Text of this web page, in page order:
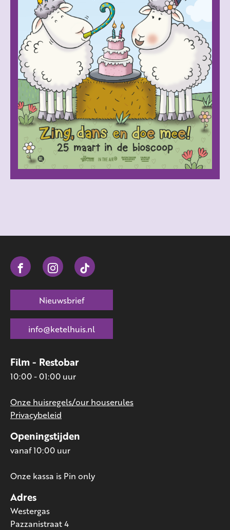
Adres
Westergas
Pazzanistraat 4
Openingstijden
vanaf 10:00 uur
Onze kassa is Pin only
Film - Restobar
10:00 - 01:00 uur
Onze huisregels/our houserules
Privacybeleid
Nieuwsbrief
info@ketelhuis.nl